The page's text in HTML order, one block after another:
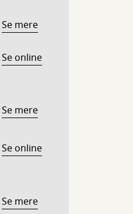
Se mere
Se online
Se mere
Se online
Se mere